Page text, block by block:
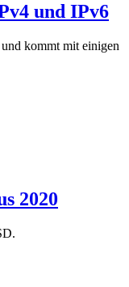
und IPv6
kommt mit einigen
2020